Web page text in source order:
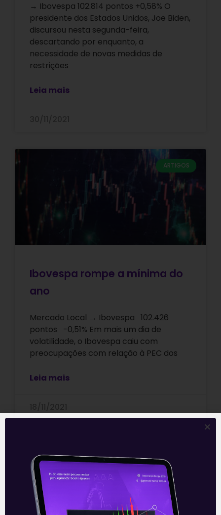
→ Ibovespa 102.814 pontos +0,58% O
presidente dos Estados Unidos, Joe Biden,
discursou nesta segunda-feira,
descartando por enquanto, a
necessidade de novas medidas de
restrições
Leia mais
ARTIGOS
Ibovespa rompe a mínima do
ano
Mercado Local → Ibovespa 102.426
pontos -0,51% Em mais um dia de
volatilidade, o Ibovespa caiu com
preocupações com relação à PEC dos
Leia mais